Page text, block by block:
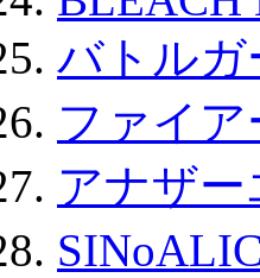
バトルガ
ファイ
アナザ